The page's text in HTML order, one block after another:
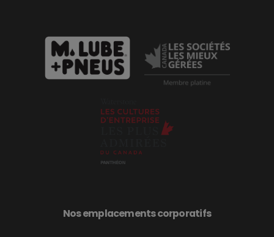
Nos emplacements corporatifs